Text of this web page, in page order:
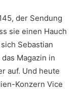
der Sendung
sie einen Hauch
Sebastian
Magazin in
auf. Und heute
Konzern Vice